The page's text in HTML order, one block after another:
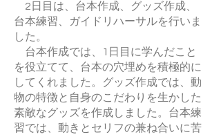
2日目は、台本作成、グッズ作成、
台本練習、ガイドリハーサルを行いま
した。
台本作成では、1日目に学んだこと
を役立てて、台本の穴埋めを積極的に
してくれました。グッズ作成では、動
物の特徴と自身のこだわりを生かした
素敵なグッズを作成しました。台本練
習では、動きとセリフの兼ね合いに苦